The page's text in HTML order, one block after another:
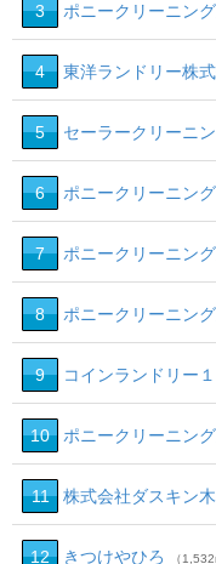
3 ポニークリーニン
4 東洋ランドリー株
5 セーラークリーニ
6 ポニークリーニン
7 ポニークリーニン
8 ポニークリーニン
9 コインランドリー１
10 ポニークリーニン
11 株式会社ダスキン
12 きつけやひろ （